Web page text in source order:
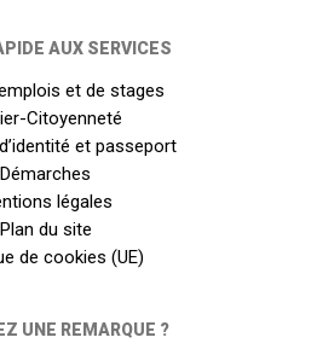
AUX SERVICES
et de stages
Citoyenneté
et passeport
Démarches
légales
Plan du site
de cookies (UE)
UNE REMARQUE ?